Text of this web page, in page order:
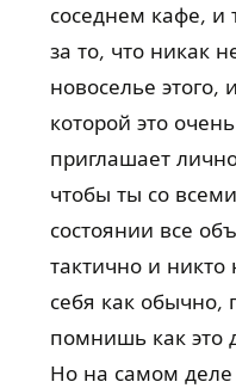
соседнем кафе,
за то, что никак
новоселье этого,
которой это
приглашает
чтобы ты со
состоянии все
тактично и
себя как обычно,
помнишь как это
Но на самом деле